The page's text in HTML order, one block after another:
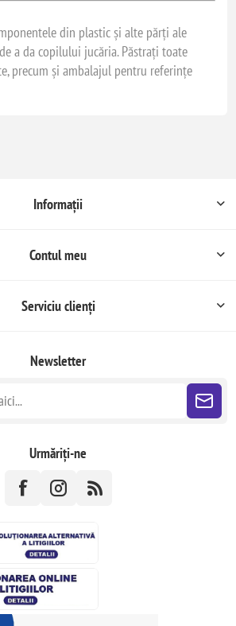
din plastic și alte părți ale
a da copilului jucăria. Păstrați toate
precum și ambalajul pentru referințe
Informații
Contul meu
Serviciu clienți
Newsletter
Urmăriți-ne